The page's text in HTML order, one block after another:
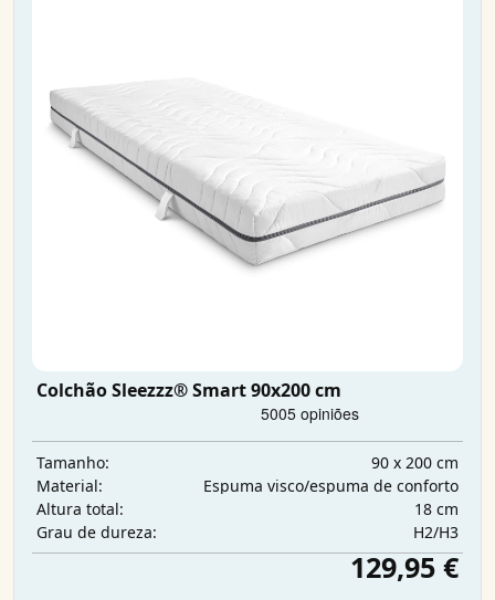
Colchão Sleezzz® Smart 90x200 cm
Tamanho:
90 x 200 cm
Material:
Espuma visco/espuma de conforto
Altura total:
18 cm
Grau de dureza:
H2/H3
129,95 €